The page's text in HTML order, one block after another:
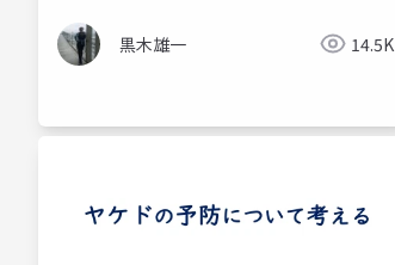
黒木雄一 14.5K